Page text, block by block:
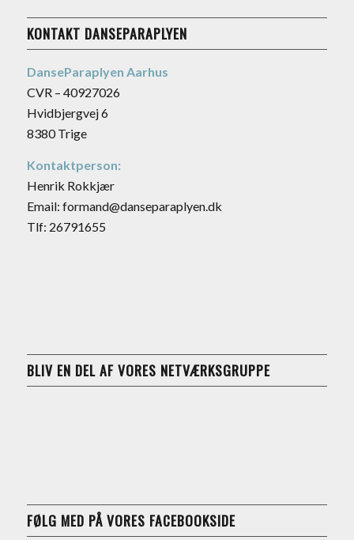
KONTAKT DANSEPARAPLYEN
DanseParaplyen Aarhus
CVR – 40927026
Hvidbjergvej 6
8380 Trige
Kontaktperson:
Henrik Rokkjær
Email: formand@danseparaplyen.dk
Tlf: 26791655
BLIV EN DEL AF VORES NETVÆRKSGRUPPE
FØLG MED PÅ VORES FACEBOOKSIDE